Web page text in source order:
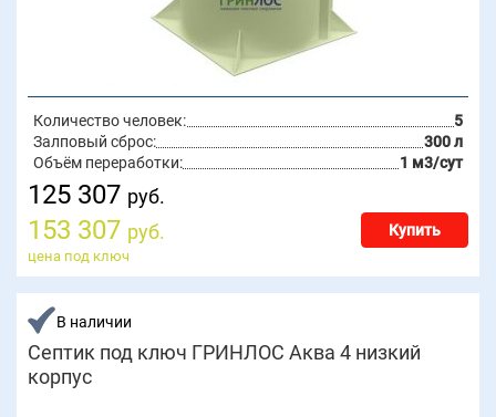
Количество человек:
5
Залповый сброс:
300 л
Объём переработки:
1 м3/сут
125 307 руб.
153 307 руб. Купить
цена под ключ
В наличии
Септик под ключ ГРИНЛОС Аква 4 низкий
корпус